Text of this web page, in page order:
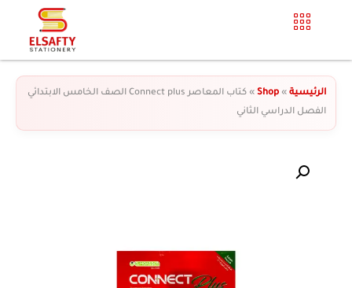
الرئيسية »
Shop
»
كتاب المعاصر Connect plus الصف الخامس الابتدائي
الفصل الدراسي الثاني